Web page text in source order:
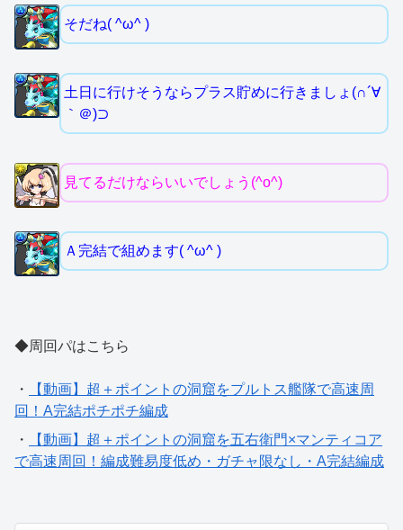
そだね( ^ω^ )
土日に行けそうならプラス貯めに行きましょ(∩´∀
｀＠)⊃
見てるだけならいいでしょう(^o^)
Ａ完結で組めます( ^ω^ )
◆周回パはこちら
・
【動画】超＋ポイントの洞窟をプルトス艦隊で高速周
回！A完結ポチポチ編成
・
【動画】超＋ポイントの洞窟を五右衛門×マンティコア
で高速周回！編成難易度低め・ガチャ限なし・A完結編成